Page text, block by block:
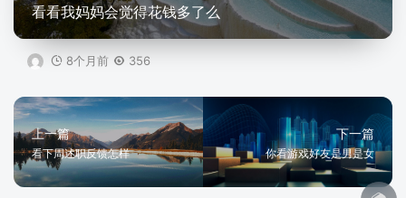
看看我妈妈会觉得花钱多了么
8个月前 356
上一篇
看下周述职反馈怎样
下一篇
你看游戏好友是男是女